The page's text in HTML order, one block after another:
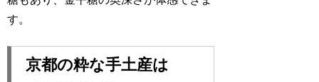
す。
京都の粋な手土産は